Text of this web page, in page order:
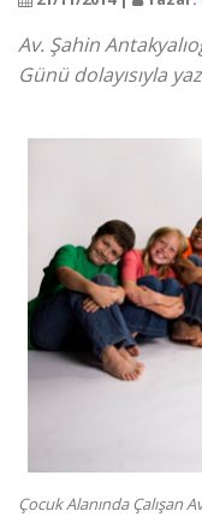
Av. Şahin
Günü dolayısıyla
Çocuk Alanında Çalışan